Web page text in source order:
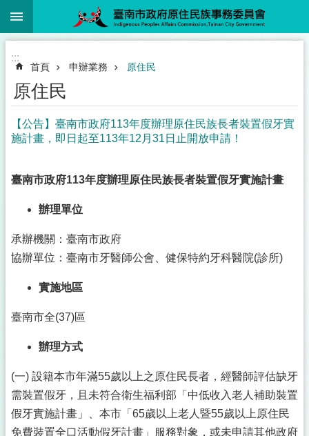
跳到主要內容區塊
:::
首頁 申辦業務 原住民
原住民
【公告】臺南市政府113年度辦理原住民族長者裝置假牙實
施計畫，即日起至113年12月31日止開放申請！
臺南市政府113年度辦理原住民族長者裝置假牙實施計畫
辦理單位
承辦機關：臺南市政府
協辦單位：臺南市牙醫師公會、健保特約牙科醫院(診所)
實施地區
臺南市全(37)區
辦理方式
(一) 設籍本市年滿55歲以上之原住民長者，經醫師評估缺牙
需裝置假牙，且未符合衛生福利部「中低收入老人補助裝置
假牙實施計畫」、本市「65歲以上老人暨55歲以上原住民
免費裝置全口活動假牙計畫」服務對象，或未申請其他政府